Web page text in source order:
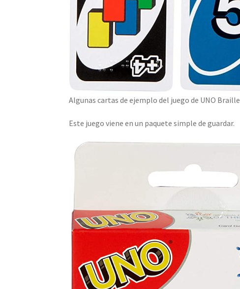
Algunas cartas de ejemplo del juego de UNO Braille
Este juego viene en un paquete simple de guardar.